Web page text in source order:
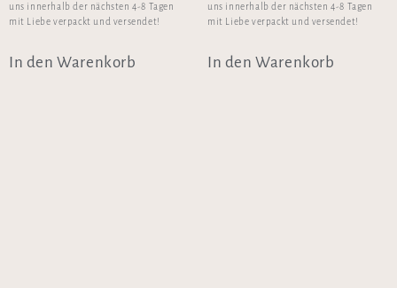
uns innerhalb der nächsten 4-8 Tagen
mit Liebe verpackt und versendet!
In den Warenkorb
uns innerhalb der nächsten 4-8 Tagen
mit Liebe verpackt und versendet!
In den Warenkorb